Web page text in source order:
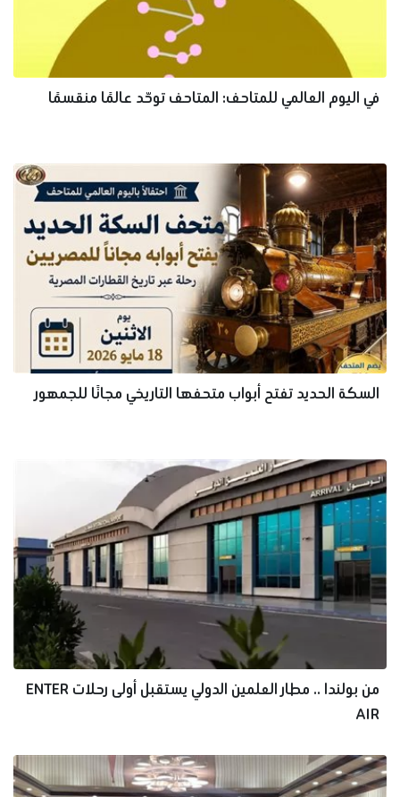
في اليوم العالمي للمتاحف: المتاحف توحّد عالمًا منقسمًا
السكة الحديد تفتح أبواب متحفها التاريخي مجانًا للجمهور
من بولندا .. مطار العلمين الدولي يستقبل أولى رحلات ENTER
AIR